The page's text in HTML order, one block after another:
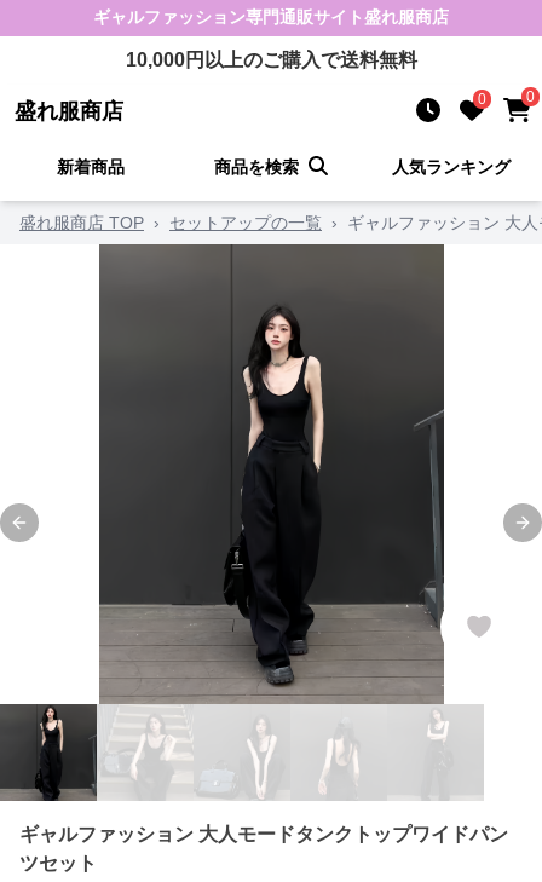
ギャルファッション専門通販サイト盛れ服商店
10,000円以上のご購入で送料無料
盛れ服商店 0 0
新着商品 商品を検索 人気ランキング
盛れ服商店 TOP › セットアップの一覧 › ギャルファッション 大
Previous slide
ギャルファッション 大人モードタンクトップワイドパン
ツセット